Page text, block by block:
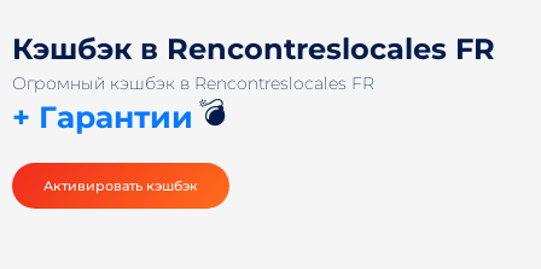
Кэшбэк в Rencontreslocales FR
Огромный кэшбэк в Rencontreslocales FR
+ Гарантии 💣
Активировать кэшбэк